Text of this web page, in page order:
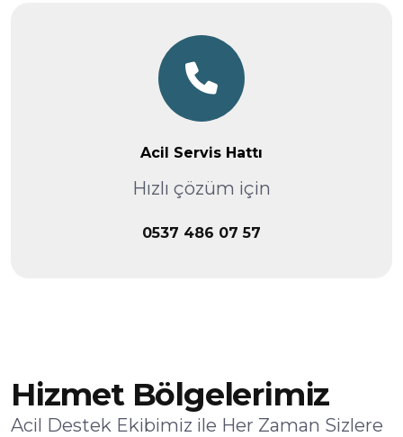
Acil Servis Hattı
Hızlı çözüm için
0537 486 07 57
Hizmet Bölgelerimiz
Acil Destek Ekibimiz ile Her Zaman Sizlere